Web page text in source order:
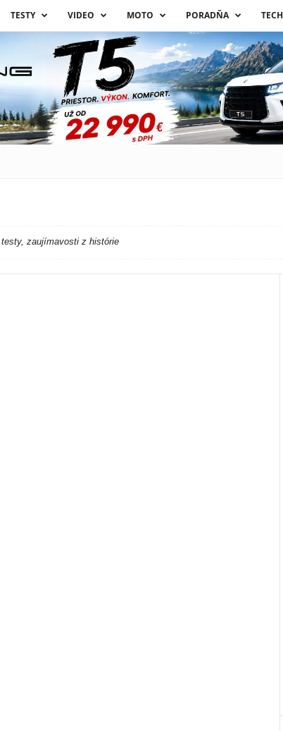
TESTY VIDEO MOTO PORADŇA TECH
zaujímavosti z histórie